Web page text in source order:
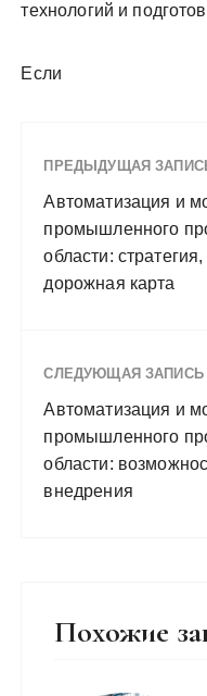
технологий и
Если
ПРЕДЫДУЩАЯ
Автоматизация и
промышленного
области:
дорожная карта
СЛЕДУЮЩАЯ ЗАПИСЬ
Автоматизация и
промышленного
области:
внедрения
Похожие